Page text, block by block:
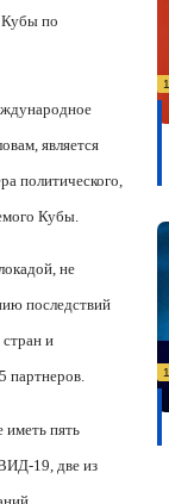
Кубы по
является
политического,
Кубы.
не
последствий
и
партнеров.
иметь пять
19, две из